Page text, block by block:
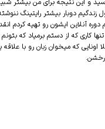
از 5.5 به 7 رسید و این نتیجه برای من
دوبار بیشتر رایتینگ ننوشته
بگیرم دوره آنلاین ایشون رو تهیه کردم
کاری که از دستم برمیاد که بتونم
که میخوان زبان رو با علاقه یاد